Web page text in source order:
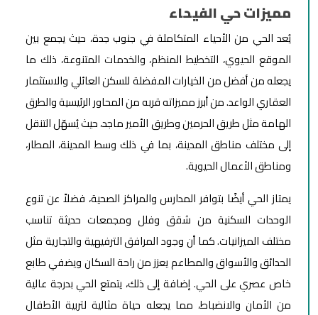
مميزات حي الفيحاء
يُعد الحي من الأحياء المتكاملة في جنوب جدة، حيث يجمع بين
الموقع الحيوي، التخطيط المنظم، والخدمات المتنوعة، ذلك ما
يجعله من أفضل من الخيارات المفضلة للسكن العائلي والاستثمار
العقاري الواعد. من أبرز مميزاته قربه من المحاور الرئيسية والطرق
الهامة مثل طريق الحرمين وطريق الأمير ماجد، حيث يُسهّل التنقل
إلى مختلف مناطق المدينة، بما في ذلك وسط المدينة، المطار،
ومناطق الأعمال الحيوية.
يمتاز الحي أيضًا بتوافر المدارس والمراكز الصحية، فضلاً عن تنوع
الوحدات السكنية من شقق وفلل ومجمعات حديثة تناسب
مختلف الميزانيات. كما أن وجود المرافق الترفيهية والتجارية مثل
الحدائق والأسواق والمطاعم يعزز من راحة السكان ويضفي طابع
خاص عصري على الحي. إضافة إلى ذلك، يتمتع الحي بدرجة عالية
من الأمان والانضباط، مما يجعله حياة مثالية لتربية الأطفال